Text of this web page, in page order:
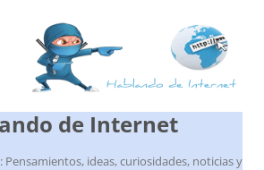
de Internet
ideas, curiosidades, noticias y